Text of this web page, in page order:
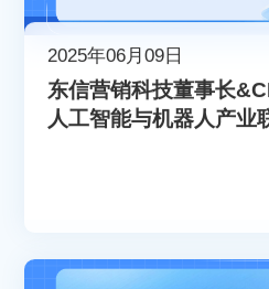
2025年06月09日
东信营销科技董事长
人工智能与机器人产业